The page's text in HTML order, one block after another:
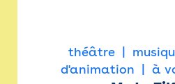
théâtre
d'animation
à